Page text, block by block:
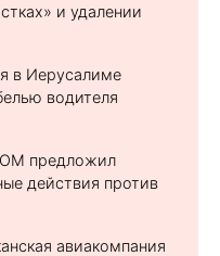
и удалении
в Иерусалиме
водителя
предложил
действия против
авиакомпания